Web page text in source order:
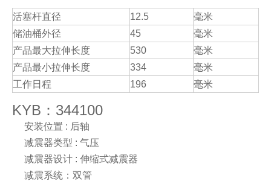
活塞杆直径 12.5
毫米
储油桶外径
45
毫米
产品最大拉伸长度
530
毫米
产品最小拉伸长度
334
毫米
工作日程
196 毫米
KYB：344100
安装位置 : 后轴
减震器类型 : 气压
减震器设计 : 伸缩式减震器
减震系统：双管